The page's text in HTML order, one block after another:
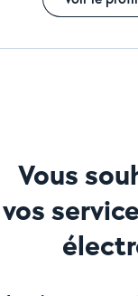
Vous
vos